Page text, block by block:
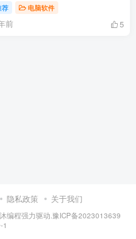
荐 电脑软件
前 5
隐私政策 关于我们
编程强力驱动. 豫ICP备2023013639
1